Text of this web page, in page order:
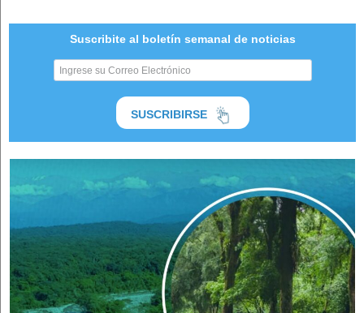
Suscribite al boletín semanal de noticias
SUSCRIBIRSE